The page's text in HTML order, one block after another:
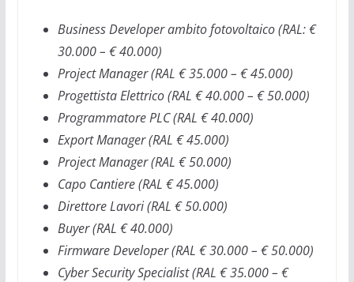
Business Developer ambito fotovoltaico (RAL: €
30.000 – € 40.000)
Project Manager (RAL € 35.000 – € 45.000)
Progettista Elettrico (RAL € 40.000 – € 50.000)
Programmatore PLC (RAL € 40.000)
Export Manager (RAL € 45.000)
Project Manager (RAL € 50.000)
Capo Cantiere (RAL € 45.000)
Direttore Lavori (RAL € 50.000)
Buyer (RAL € 40.000)
Firmware Developer (RAL € 30.000 – € 50.000)
Cyber Security Specialist (RAL € 35.000 – €